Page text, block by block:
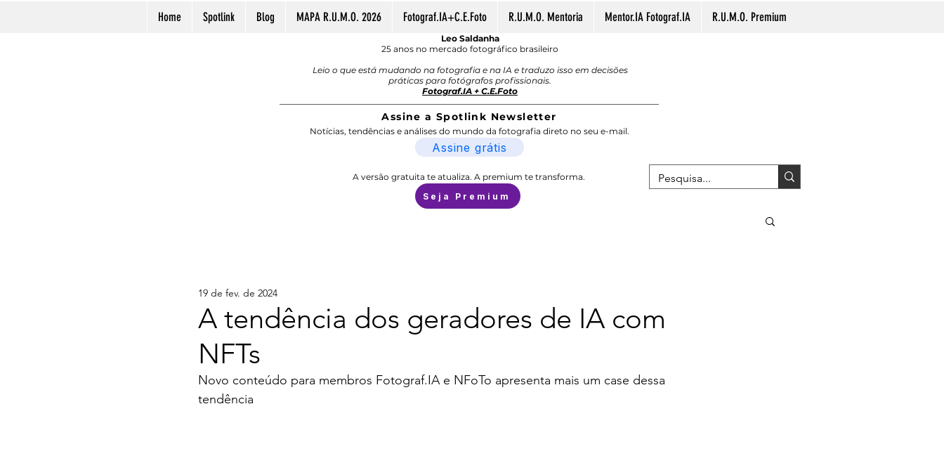
Home Spotlink Blog MAPA R.U.M.O. 2026 Fotograf.IA+C.E.Foto R.U.M.O. Mentoria Mentor.IA Fotograf.IA R.U.M.O. Premium
Leo Saldanha
25 anos no mercado fotográfico brasileiro
Leio o que está mudando na fotografia e na IA e traduzo isso em decisões
práticas para fotógrafos profissionais.
Fotograf.IA + C.E.Foto
Assine a Spotlink Newsletter
Notícias, tendências e análises do mundo da fotografia direto no seu e-mail.
Assine grátis
A versão gratuita te atualiza. A premium te transforma.
Seja Premium
A tendência dos geradores de IA com
NFTs
19 de fev. de 2024
Novo conteúdo para membros Fotograf.IA e NFoTo apresenta mais um case dessa
tendência